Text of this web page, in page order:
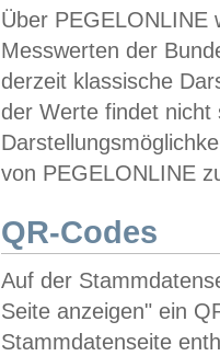
Über PEGELONLINE
Messwerten der
derzeit klassische
der Werte findet
von PEGELONLINE
QR-Codes
Auf der
Seite anzeigen" ein
Stammdatenseite